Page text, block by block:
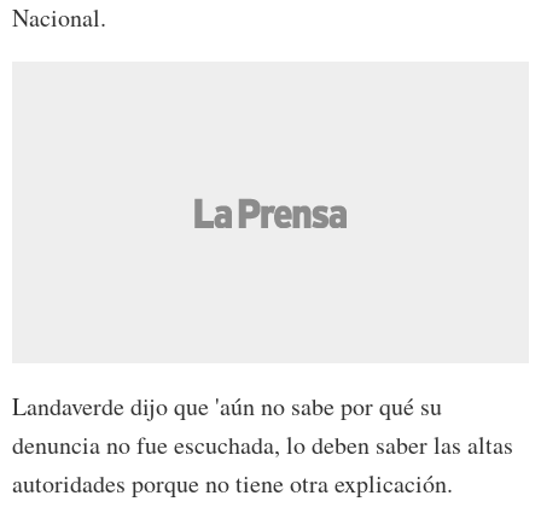
Nacional.
Landaverde dijo que 'aún no sabe por qué su
denuncia no fue escuchada, lo deben saber las altas
autoridades porque no tiene otra explicación.